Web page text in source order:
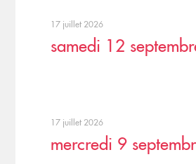
17 juillet 2026
samedi 12
17 juillet 2026
mercredi 9